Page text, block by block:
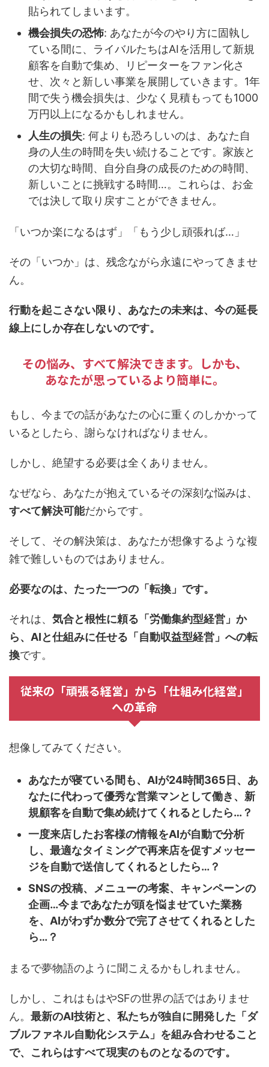
貼られてしまいます。
機会損失の恐怖: あなたが今のやり方に固執し
ている間に、ライバルたちはAIを活用して新規
顧客を自動で集め、リピーターをファン化さ
せ、次々と新しい事業を展開していきます。1年
間で失う機会損失は、少なく見積もっても1000
万円以上になるかもしれません。
人生の損失: 何よりも恐ろしいのは、あなた自
身の人生の時間を失い続けることです。家族と
の大切な時間、自分自身の成長のための時間、
新しいことに挑戦する時間…。これらは、お金
では決して取り戻すことができません。
「いつか楽になるはず」「もう少し頑張れば…」
その「いつか」は、残念ながら永遠にやってきませ
ん。
行動を起こさない限り、あなたの未来は、今の延長
線上にしか存在しないのです。
その悩み、すべて解決できます。しかも、
あなたが思っているより簡単に。
もし、今までの話があなたの心に重くのしかかって
いるとしたら、謝らなければなりません。
しかし、絶望する必要は全くありません。
なぜなら、あなたが抱えているその深刻な悩みは、
すべて解決可能だからです。
そして、その解決策は、あなたが想像するような複
雑で難しいものではありません。
必要なのは、たった一つの「転換」です。
それは、 気合と根性に頼る「労働集約型経営」か
ら、AIと仕組みに任せる「自動収益型経営」への転
換です。
従来の「頑張る経営」から「仕組み化経営」
への革命
想像してみてください。
あなたが寝ている間も、AIが24時間365日、あ
なたに代わって優秀な営業マンとして働き、新
規顧客を自動で集め続けてくれるとしたら…？
一度来店したお客様の情報をAIが自動で分析
し、最適なタイミングで再来店を促すメッセー
ジを自動で送信してくれるとしたら…？
SNSの投稿、メニューの考案、キャンペーンの
企画…今まであなたが頭を悩ませていた業務
を、AIがわずか数分で完了させてくれるとした
ら…？
まるで夢物語のように聞こえるかもしれません。
しかし、これはもはやSFの世界の話ではありませ
ん。 最新のAI技術と、私たちが独自に開発した「ダ
ブルファネル自動化システム」を組み合わせること
で、これらはすべて現実のものとなるのです。